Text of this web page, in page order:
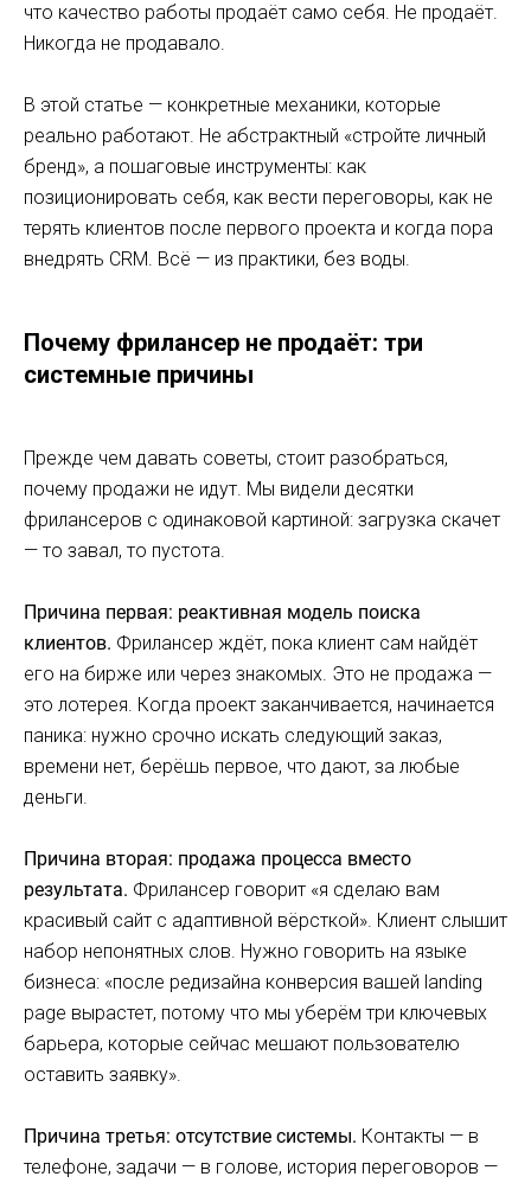
что качество работы продаёт само себя. Не продаёт.
Никогда не продавало.
В этой статье — конкретные механики, которые
реально работают. Не абстрактный «стройте личный
бренд», а пошаговые инструменты: как
позиционировать себя, как вести переговоры, как не
терять клиентов после первого проекта и когда пора
внедрять CRM. Всё — из практики, без воды.
Почему фрилансер не продаёт: три
системные причины
Прежде чем давать советы, стоит разобраться,
почему продажи не идут. Мы видели десятки
фрилансеров с одинаковой картиной: загрузка скачет
— то завал, то пустота.
Причина первая: реактивная модель поиска
клиентов. Фрилансер ждёт, пока клиент сам найдёт
его на бирже или через знакомых. Это не продажа —
это лотерея. Когда проект заканчивается, начинается
паника: нужно срочно искать следующий заказ,
времени нет, берёшь первое, что дают, за любые
деньги.
Причина вторая: продажа процесса вместо
результата. Фрилансер говорит «я сделаю вам
красивый сайт с адаптивной вёрсткой». Клиент слышит
набор непонятных слов. Нужно говорить на языке
бизнеса: «после редизайна конверсия вашей landing
page вырастет, потому что мы уберём три ключевых
барьера, которые сейчас мешают пользователю
оставить заявку».
Причина третья: отсутствие системы. Контакты — в
телефоне, задачи — в голове, история переговоров —